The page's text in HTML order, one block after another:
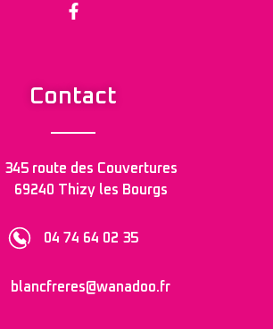
Contact
345 route des Couvertures
69240 Thizy les Bourgs
04 74 64 02 35
blancfreres@wanadoo.fr